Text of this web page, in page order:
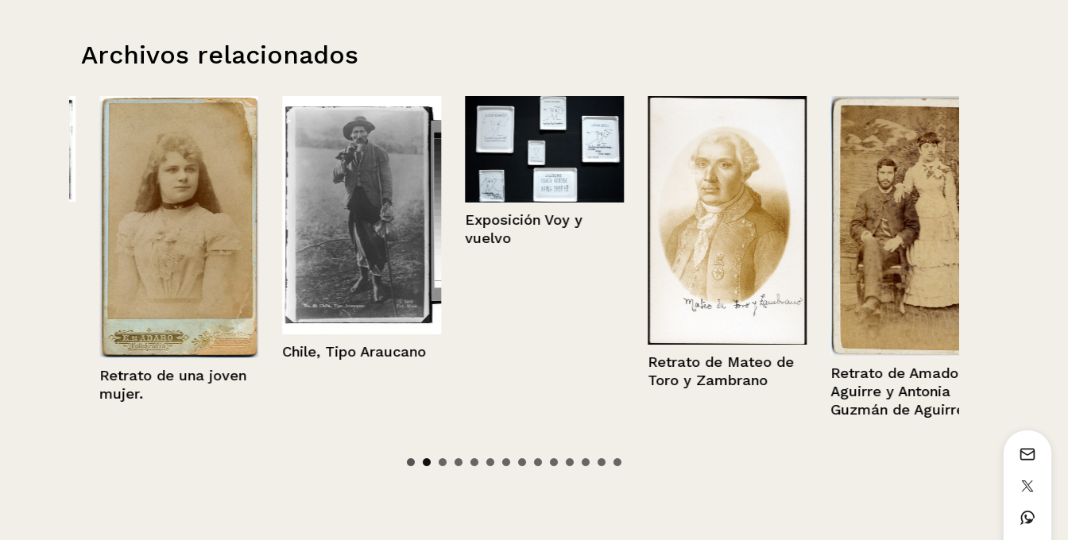
Archivos relacionados
Retrato de una joven
mujer.
Chile, Tipo Araucano
Exposición Voy y
vuelvo
Retrato de Mateo de
Toro y Zambrano
Retrato de Amador
Aguirre y Antonia
Guzmán de Aguirre